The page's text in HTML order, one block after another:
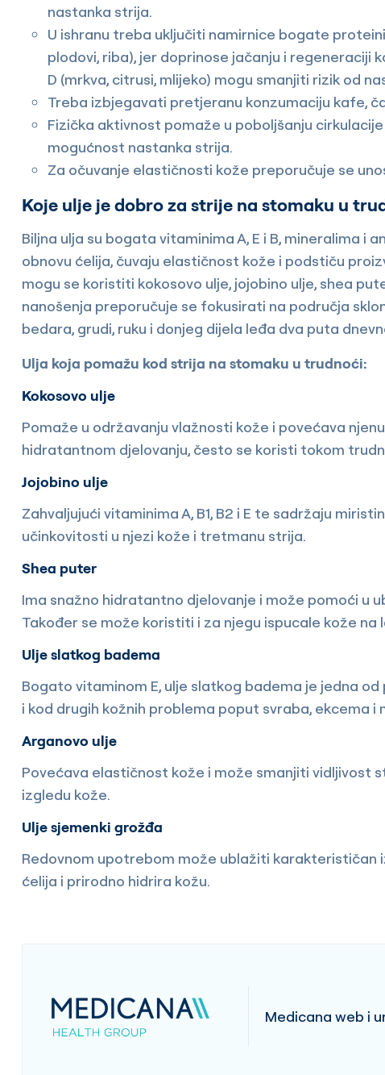
nastanka strija.
U ishranu treba uključiti namirnice bogate
plodovi, riba), jer doprinose jačanju i regeneraciji
D (mrkva, citrusi, mlijeko) mogu smanjiti rizik od
Treba izbjegavati pretjeranu konzumaciju kafe,
Fizička aktivnost pomaže u poboljšanju
mogućnost nastanka strija.
Za očuvanje elastičnosti kože preporučuje se
Koje ulje je dobro za strije na stomaku u
Biljna ulja su bogata vitaminima A, E i B, mineralima i
obnovu ćelija, čuvaju elastičnost kože i podstiču
mogu se koristiti kokosovo ulje, jojobino ulje, shea
nanošenja preporučuje se fokusirati na područja
bedara, grudi, ruku i donjeg dijela leđa dva puta
Ulja koja pomažu kod strija na stomaku u trudnoći:
Kokosovo ulje
Pomaže u održavanju vlažnosti kože i povećava
hidratantnom djelovanju, često se koristi tokom
Jojobino ulje
Zahvaljujući vitaminima A, B1, B2 i E te sadržaju
učinkovitosti u njezi kože i tretmanu strija.
Shea puter
Ima snažno hidratantno djelovanje i može pomoći u
Također se može koristiti i za njegu ispucale kože na
Ulje slatkog badema
Bogato vitaminom E, ulje slatkog badema je jedna
i kod drugih kožnih problema poput svraba, ekcema i
Arganovo ulje
Povećava elastičnost kože i može smanjiti vidljivost
izgledu kože.
Ulje sjemenki grožđa
Redovnom upotrebom može ublažiti karakterističan
ćelija i prirodno hidrira kožu.
Medicana web i